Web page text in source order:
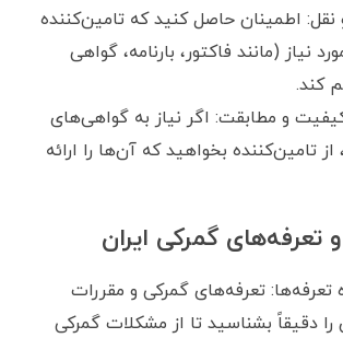
نقل: اطمینان حاصل کنید که تامین‌کننده
نیاز (مانند فاکتور، بارنامه، گواهی
کند.
و مطابقت: اگر نیاز به گواهی‌های
تامین‌کننده بخواهید که آن‌ها را ارائه
تعرفه‌ها: تعرفه‌های گمرکی و مقررات
را دقیقاً بشناسید تا از مشکلات گمرکی